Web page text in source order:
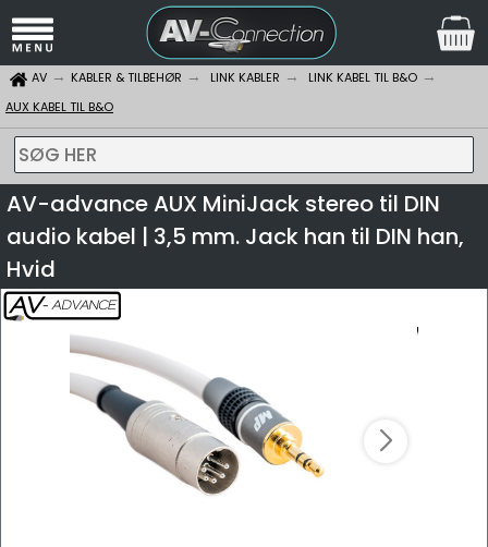
AV KABLER & TILBEHØR LINK KABLER
LINK KABEL TIL B&O
AUX KABEL TIL B&O
SØG HER
AV-advance AUX MiniJack stereo til DIN
audio kabel | 3,5 mm. Jack han til DIN han,
Hvid